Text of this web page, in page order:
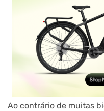
Ao contrário de muitas